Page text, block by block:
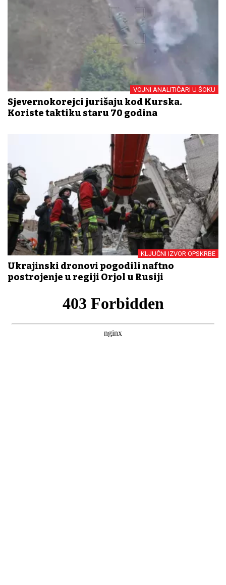
VOJNI ANALITIČARI U ŠOKU
Sjevernokorejci jurišaju kod Kurska.
Koriste taktiku staru 70 godina
KLJUČNI IZVOR OPSKRBE
Ukrajinski dronovi pogodili naftno
postrojenje u regiji Orjol u Rusiji